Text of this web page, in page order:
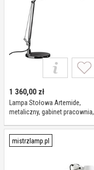
1 360,00 zł
Lampa Stołowa Artemide,
metaliczny, gabinet pracownia,
mistrzlamp.pl